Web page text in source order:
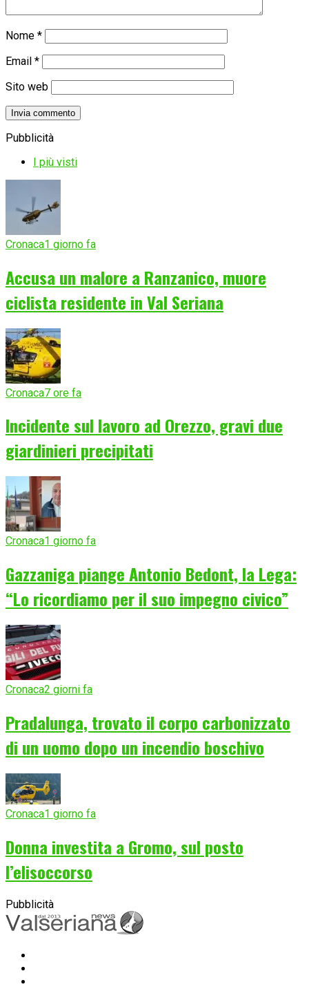
Nome *
Email *
Sito web
Pubblicità
I più visti
Cronaca1 giorno fa
Accusa un malore a Ranzanico, muore
ciclista residente in Val Seriana
Cronaca7 ore fa
Incidente sul lavoro ad Orezzo, gravi due
giardinieri precipitati
Cronaca1 giorno fa
Gazzaniga piange Antonio Bedont, la Lega:
“Lo ricordiamo per il suo impegno civico”
Cronaca2 giorni fa
Pradalunga, trovato il corpo carbonizzato
di un uomo dopo un incendio boschivo
Cronaca1 giorno fa
Donna investita a Gromo, sul posto
l’elisoccorso
Pubblicità